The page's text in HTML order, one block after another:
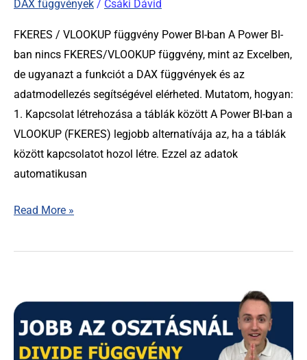
DAX függvények / Csáki Dávid
FKERES / VLOOKUP függvény Power BI-ban A Power BI-
ban nincs FKERES/VLOOKUP függvény, mint az Excelben,
de ugyanazt a funkciót a DAX függvények és az
adatmodellezés segítségével elérheted. Mutatom, hogyan:
1. Kapcsolat létrehozása a táblák között A Power BI-ban a
VLOOKUP (FKERES) legjobb alternatívája az, ha a táblák
között kapcsolatot hozol létre. Ezzel az adatok
automatikusan
Read More »
függvény
Power
BI-